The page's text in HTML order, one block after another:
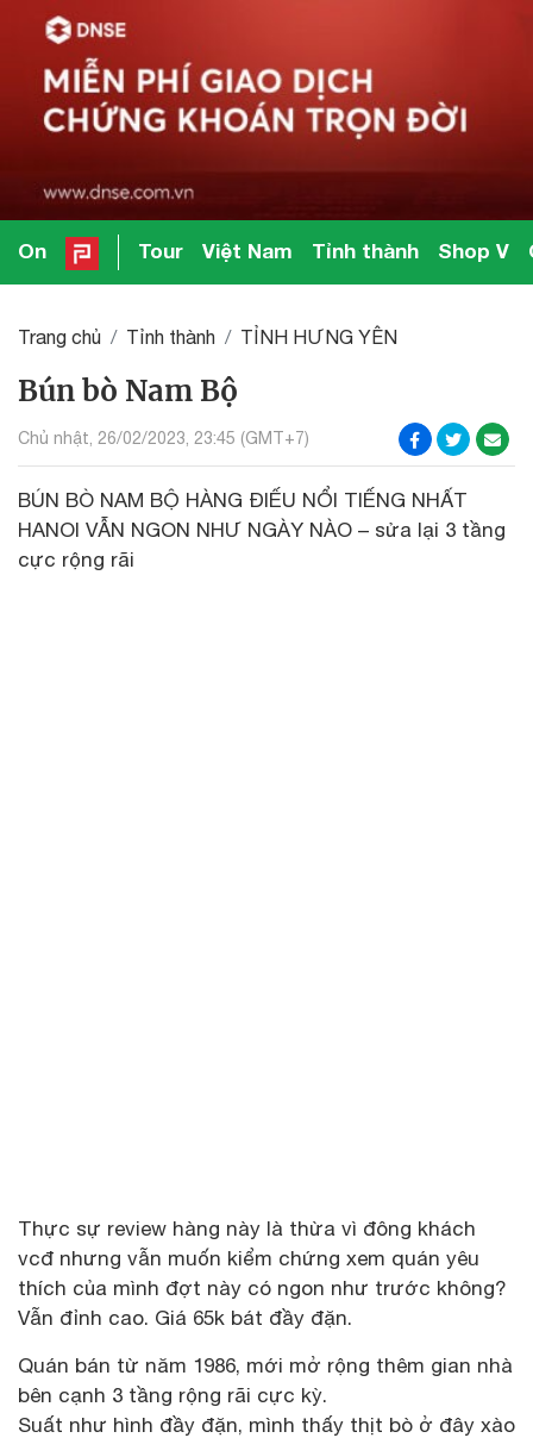
On Tour Việt Nam Tỉnh thành Shop V
Trang chủ Tỉnh thành TỈNH HƯNG YÊN
Bún bò Nam Bộ
Chủ nhật, 26/02/2023, 23:45 (GMT+7)
BÚN BÒ NAM BỘ HÀNG ĐIẾU NỔI TIẾNG NHẤT
HANOI VẪN NGON NHƯ NGÀY NÀO – sửa lại 3 tầng
cực rộng rãi
Thực sự review hàng này là thừa vì đông khách
vcđ nhưng vẫn muốn kiểm chứng xem quán yêu
thích của mình đợt này có ngon như trước không?
Vẫn đỉnh cao. Giá 65k bát đầy đặn.
Quán bán từ năm 1986, mới mở rộng thêm gian nhà
bên cạnh 3 tầng rộng rãi cực kỳ.
Suất như hình đầy đặn, mình thấy thịt bò ở đây xào